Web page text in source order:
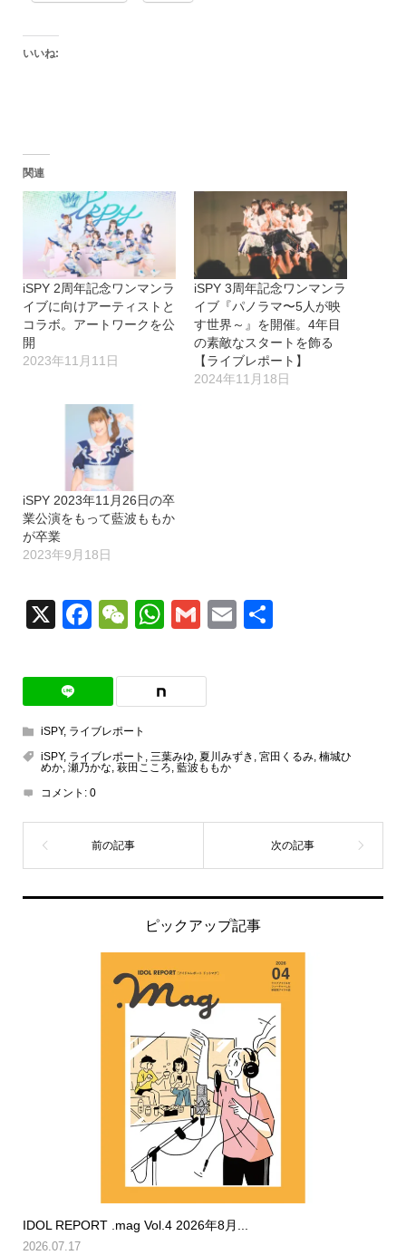
いいね:
関連
iSPY 2周年記念ワンマンラ
イブに向けアーティストと
コラボ。アートワークを公
開
2023年11月11日
iSPY 3周年記念ワンマンラ
イブ『パノラマ〜5人が映
す世界～』を開催。4年目
の素敵なスタートを飾る
【ライブレポート】
2024年11月18日
iSPY 2023年11月26日の卒
業公演をもって藍波ももか
が卒業
2023年9月18日
X Facebook
WeChat
WhatsApp
GmailEmail
iSPY, ライブレポート
iSPY, ライブレポート , 三葉みゆ, 夏川みずき , 宮田くるみ, 楠城ひ
めか, 瀬乃かな, 萩田こころ, 藍波ももか
コメント: 0
ピックアップ記事
IDOL REPORT .mag Vol.4 2026年8月...
2026.07.17